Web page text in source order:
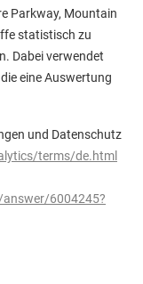
Parkway, Mountain
statistisch zu
Dabei verwendet
eine Auswertung
und Datenschutz
terms/de.html
6004245?